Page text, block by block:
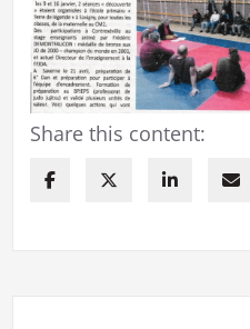
Share this content: